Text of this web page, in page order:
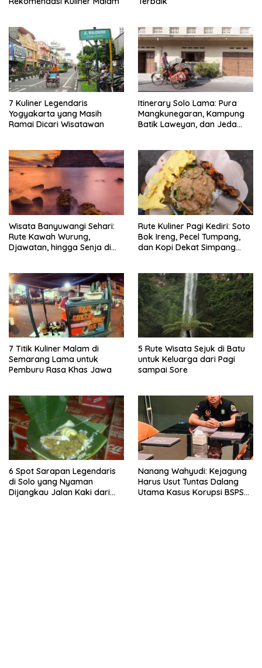
7 Kuliner Legendaris
Yogyakarta yang Masih
Ramai Dicari Wisatawan
Itinerary Solo Lama: Pura
Mangkunegaran, Kampung
Batik Laweyan, dan Jeda
Wisata Banyuwangi Sehari:
Rute Kawah Wurung,
Djawatan, hingga Senja di
Rute Kuliner Pagi Kediri: Soto
Bok Ireng, Pecel Tumpang,
dan Kopi Dekat Simpang
7 Titik Kuliner Malam di
Semarang Lama untuk
Pemburu Rasa Khas Jawa
5 Rute Wisata Sejuk di Batu
untuk Keluarga dari Pagi
sampai Sore
6 Spot Sarapan Legendaris
di Solo yang Nyaman
Dijangkau Jalan Kaki dari
Nanang Wahyudi: Kejagung
Harus Usut Tuntas Dalang
Utama Kasus Korupsi BSPS